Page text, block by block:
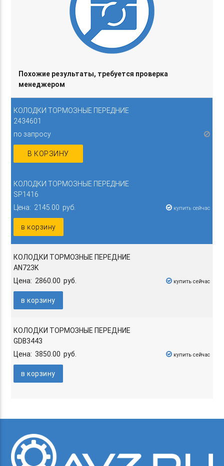
КОЛОДКИ ТОРМОЗНЫЕ ПЕРЕДНИЕ
2434601
по запросу
В КОРЗИНУ
Похожие результаты, требуется проверка
менеджером
КОЛОДКИ ТОРМОЗНЫЕ ПЕРЕДНИЕ
SP1416
Цена: 2145.00 руб.
купить сейчас
в корзину
КОЛОДКИ ТОРМОЗНЫЕ ПЕРЕДНИЕ
AN723K
Цена: 2860.00 руб.
купить сейчас
в корзину
КОЛОДКИ ТОРМОЗНЫЕ ПЕРЕДНИЕ
GDB3443
Цена: 3850.00 руб.
купить сейчас
в корзину